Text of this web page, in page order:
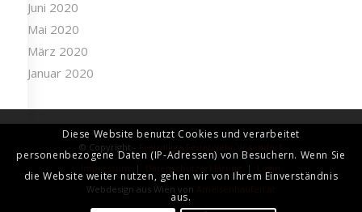
Juni 2020
Mai 2020
März 2020
Januar 2020
© Copyright -Freiwillige Feuerwehr Vösendorf
Impressum |Datenschutzerklärung|Login
Webdesign aus Wien von Ameisenhaufen.at
Diese Website benutzt Cookies und verarbeitet
personenbezogene Daten (IP-Adressen) von Besuchern. Wenn Sie
die Website weiter nutzen, gehen wir von Ihrem Einverständnis
aus.